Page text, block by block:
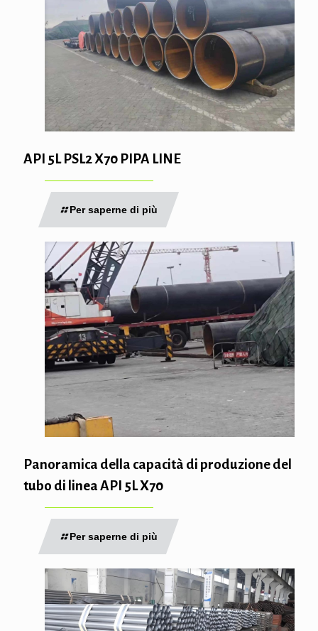
API 5L PSL2 X70 PIPA LINE
Per saperne di più
Panoramica della capacità di produzione del
tubo di linea API 5L X70
Per saperne di più